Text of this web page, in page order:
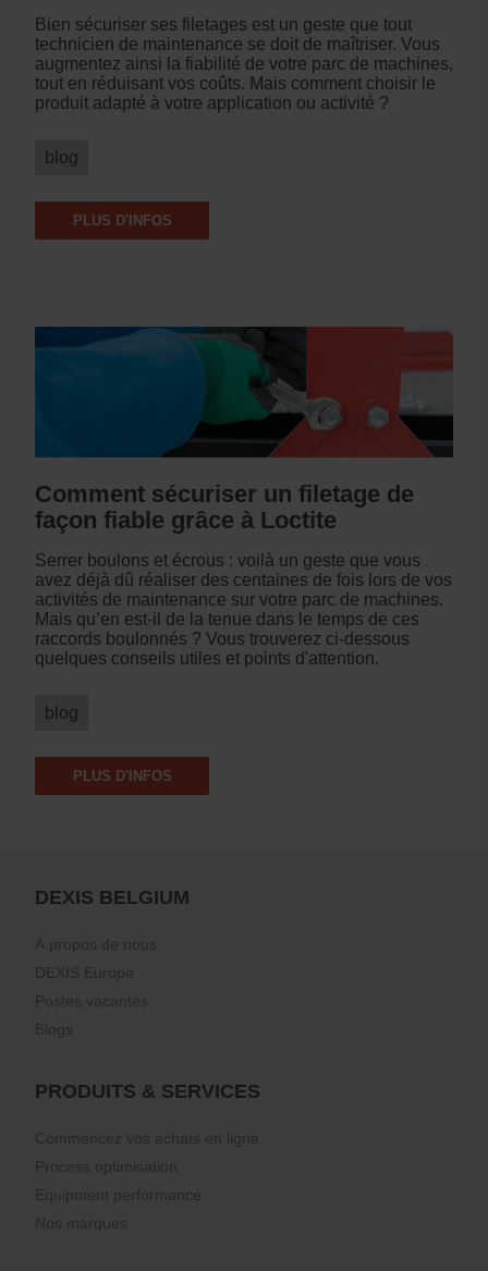
Bien sécuriser ses filetages est un geste que tout
technicien de maintenance se doit de maîtriser. Vous
augmentez ainsi la fiabilité de votre parc de machines,
tout en réduisant vos coûts. Mais comment choisir le
produit adapté à votre application ou activité ?
blog
PLUS D'INFOS
Comment sécuriser un filetage de
façon fiable grâce à Loctite
Serrer boulons et écrous : voilà un geste que vous
avez déjà dû réaliser des centaines de fois lors de vos
activités de maintenance sur votre parc de machines.
Mais qu’en est-il de la tenue dans le temps de ces
raccords boulonnés ? Vous trouverez ci-dessous
quelques conseils utiles et points d'attention.
blog
PLUS D'INFOS
DEXIS BELGIUM
À propos de nous
DEXIS Europe
Postes vacantes
Blogs
PRODUITS & SERVICES
Commencez vos achats en ligne
Process optimisation
Equipment performance
Nos marques